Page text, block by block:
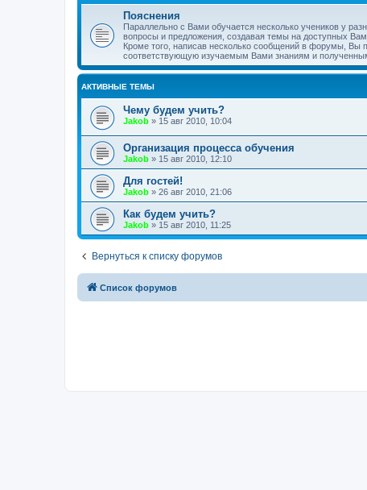
Пояснения
Параллельно с Вами обучается несколько учеников у
вопросы и предложения, создавая темы на доступных
Кроме того, написав несколько сообщений в форумы, Вы
соответствующую изучаемым Вами знаниям и
АКТИВНЫЕ ТЕМЫ
Чему будем учить?
Jakob » 15 авг 2010, 10:04
Организация процесса обучения
Jakob » 15 авг 2010, 12:10
Для гостей!
Jakob » 26 авг 2010, 21:06
Как будем учить?
Jakob » 15 авг 2010, 11:25
Вернуться к списку форумов
Список форумов